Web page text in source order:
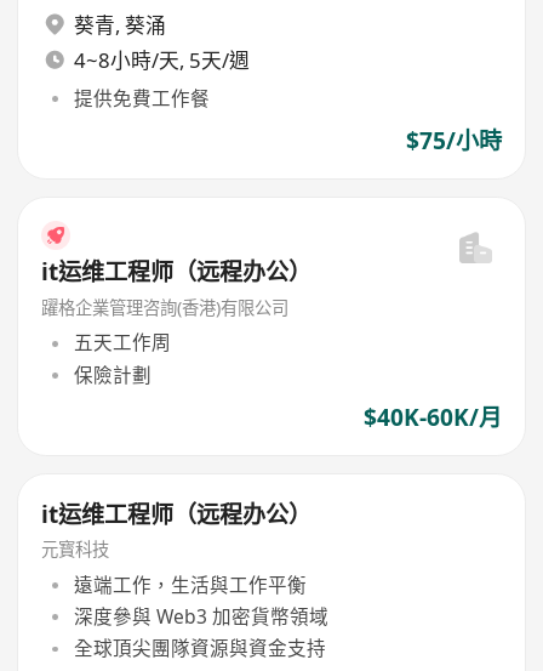
葵青, 葵涌
4~8小時/天, 5天/週
提供免費工作餐
$75/小時
it运维工程师（远程办公）
躍格企業管理咨詢(香港)有限公司
五天工作周
保險計劃
$40K-60K/月
it运维工程师（远程办公）
元寳科技
遠端工作，生活與工作平衡
深度參與 Web3 加密貨幣領域
全球頂尖團隊資源與資金支持